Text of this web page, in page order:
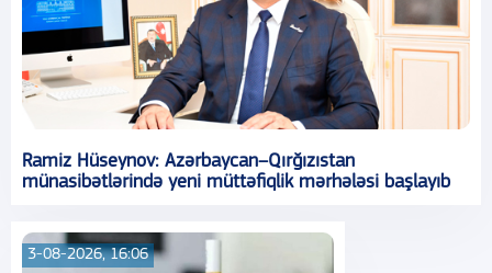
Ramiz Hüseynov: Azərbaycan–Qırğızıstan
münasibətlərində yeni müttəfiqlik mərhələsi başlayıb
3-08-2026, 16:06